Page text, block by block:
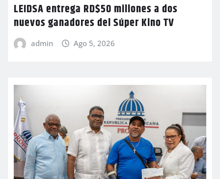
LEIDSA entrega RD$50 millones a dos
nuevos ganadores del Súper Kino TV
admin Ago 5, 2026